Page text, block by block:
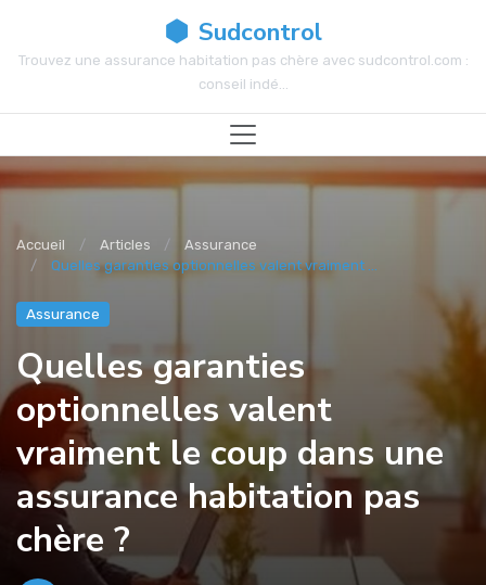
Sudcontrol
Trouvez une assurance habitation pas chère avec sudcontrol.com :
conseil indé...
Accueil Articles
Assurance
Quelles garanties optionnelles valent vraiment ...
Assurance
Quelles garanties
optionnelles valent
vraiment le coup dans une
assurance habitation pas
chère ?